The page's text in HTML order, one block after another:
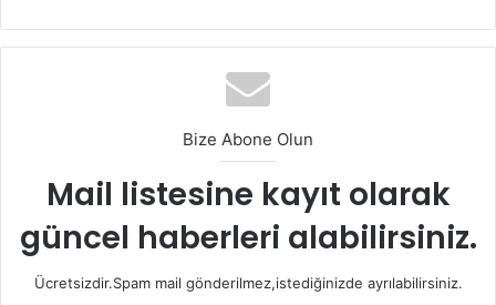
Skinny Jean Neyle Kombinlenir?
Bize Abone Olun
Mail listesine kayıt olarak
güncel haberleri alabilirsiniz.
Ücretsizdir.Spam mail gönderilmez,istediğinizde ayrılabilirsiniz.